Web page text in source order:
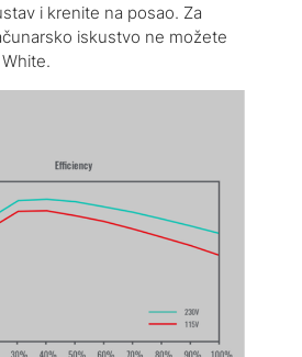
i krenite na posao. Za
iskustvo ne možete